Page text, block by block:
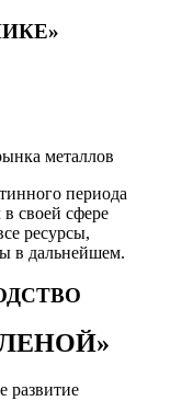
металлов
периода
своей сфере
ресурсы,
в дальнейшем.
развитие